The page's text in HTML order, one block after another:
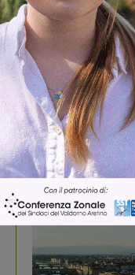
Banca Valdarno
mostra “Ogni filo
ricordo” di
Taddeucci
del progetto
Emergenti Italiani”
Senza categoria 17
In Vetrina